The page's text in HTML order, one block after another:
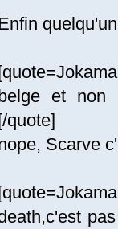
et non
quote]
Scarve